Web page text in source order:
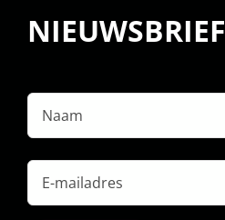
NIEUWSBRIEF
mailadres